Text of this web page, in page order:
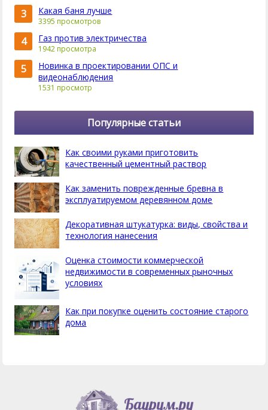
3 Какая баня лучше
3395 просмотров
4 Газ против электричества
1942 просмотра
5
Новинка в проектировании ОПС и
видеонаблюдения
1531 просмотр
Популярные статьи
Как своими руками приготовить
качественный цементный раствор
Как заменить поврежденные бревна в
эксплуатируемом деревянном доме
Декоративная штукатурка: виды, свойства и
технология нанесения
Оценка стоимости коммерческой
недвижимости в современных рыночных
условиях
Как при покупке оценить состояние старого
дома